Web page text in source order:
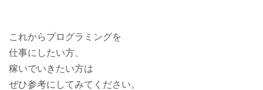
これからプログラミングを
仕事にしたい方、
稼いでいきたい方は
ぜひ参考にしてみてください。